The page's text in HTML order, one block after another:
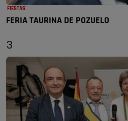
FIESTAS
FERIA TAURINA DE POZUELO
3